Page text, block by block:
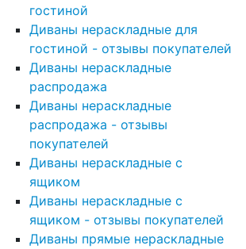
гостиной
Диваны нераскладные для
гостиной - отзывы покупателей
Диваны нераскладные
распродажа
Диваны нераскладные
распродажа - отзывы
покупателей
Диваны нераскладные с
ящиком
Диваны нераскладные с
ящиком - отзывы покупателей
Диваны прямые нераскладные